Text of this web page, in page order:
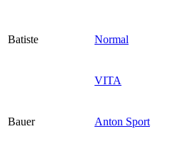
Batiste Normal
VITA
Bauer Anton Sport